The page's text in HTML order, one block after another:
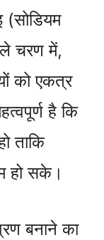
(सोडियम
चरण में,
को एकत्र
है कि
ताकि
हो सके।
बनाने का